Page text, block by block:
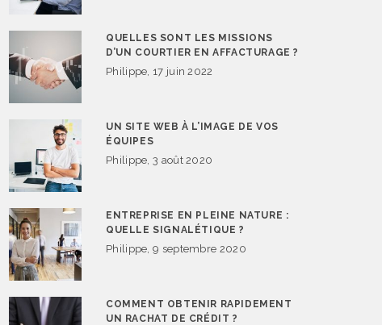
QUELLES SONT LES MISSIONS
D’UN COURTIER EN AFFACTURAGE ?
Philippe, 17 juin 2022
UN SITE WEB À L’IMAGE DE VOS
ÉQUIPES
Philippe, 3 août 2020
ENTREPRISE EN PLEINE NATURE :
QUELLE SIGNALÉTIQUE ?
Philippe, 9 septembre 2020
COMMENT OBTENIR RAPIDEMENT
UN RACHAT DE CRÉDIT ?